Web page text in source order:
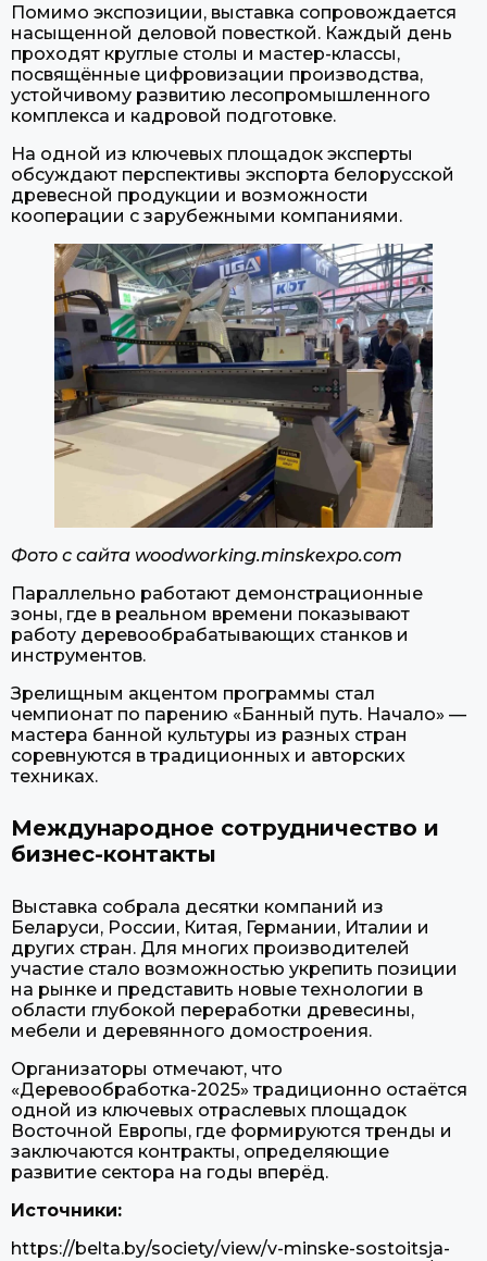
Помимо экспозиции, выставка сопровождается
насыщенной деловой повесткой. Каждый день
проходят круглые столы и мастер-классы,
посвящённые цифровизации производства,
устойчивому развитию лесопромышленного
комплекса и кадровой подготовке.
На одной из ключевых площадок эксперты
обсуждают перспективы экспорта белорусской
древесной продукции и возможности
кооперации с зарубежными компаниями.
Фото с сайта woodworking.minskexpo.com
Параллельно работают демонстрационные
зоны, где в реальном времени показывают
работу деревообрабатывающих станков и
инструментов.
Зрелищным акцентом программы стал
чемпионат по парению «Банный путь. Начало» —
мастера банной культуры из разных стран
соревнуются в традиционных и авторских
техниках.
Международное сотрудничество и
бизнес-контакты
Выставка собрала десятки компаний из
Беларуси, России, Китая, Германии, Италии и
других стран. Для многих производителей
участие стало возможностью укрепить позиции
на рынке и представить новые технологии в
области глубокой переработки древесины,
мебели и деревянного домостроения.
Организаторы отмечают, что
«Деревообработка-2025» традиционно остаётся
одной из ключевых отраслевых площадок
Восточной Европы, где формируются тренды и
заключаются контракты, определяющие
развитие сектора на годы вперёд.
Источники:
https://belta.by/society/view/v-minske-sostoitsja-